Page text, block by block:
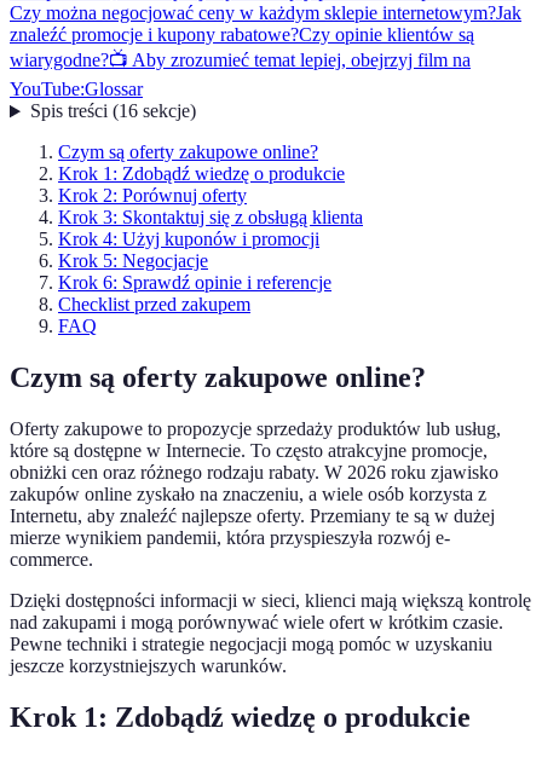
Czy można negocjować ceny w każdym sklepie internetowym?Jak
znaleźć promocje i kupony rabatowe?Czy opinie klientów są
wiarygodne?📺 Aby zrozumieć temat lepiej, obejrzyj film na
YouTube:Glossar
Spis treści(16 sekcje)
Czym są oferty zakupowe online?
Krok 1: Zdobądź wiedzę o produkcie
Krok 2: Porównuj oferty
Krok 3: Skontaktuj się z obsługą klienta
Krok 4: Użyj kuponów i promocji
Krok 5: Negocjacje
Krok 6: Sprawdź opinie i referencje
Checklist przed zakupem
FAQ
Czym są oferty zakupowe online?
Oferty zakupowe to propozycje sprzedaży produktów lub usług,
które są dostępne w Internecie. To często atrakcyjne promocje,
obniżki cen oraz różnego rodzaju rabaty. W 2026 roku zjawisko
zakupów online zyskało na znaczeniu, a wiele osób korzysta z
Internetu, aby znaleźć najlepsze oferty. Przemiany te są w dużej
mierze wynikiem pandemii, która przyspieszyła rozwój e-
commerce.
Dzięki dostępności informacji w sieci, klienci mają większą kontrolę
nad zakupami i mogą porównywać wiele ofert w krótkim czasie.
Pewne techniki i strategie negocjacji mogą pomóc w uzyskaniu
jeszcze korzystniejszych warunków.
Krok 1: Zdobądź wiedzę o produkcie